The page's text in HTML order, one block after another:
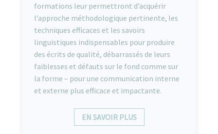
formations leur permettront d’acquérir
l’approche méthodologique pertinente, les
techniques efficaces et les savoirs
linguistiques indispensables pour produire
des écrits de qualité, débarrassés de leurs
faiblesses et défauts sur le fond comme sur
la forme – pour une communication interne
et externe plus efficace et impactante.
EN SAVOIR PLUS